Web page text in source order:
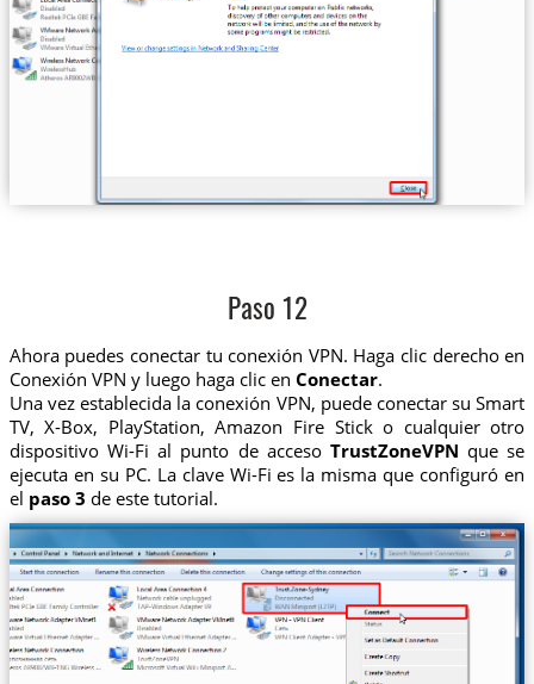
Paso 12
Ahora puedes conectar tu conexión VPN. Haga clic derecho en
Conexión VPN y luego haga clic en Conectar.
Una vez establecida la conexión VPN, puede conectar su Smart
TV, X-Box, PlayStation, Amazon Fire Stick o cualquier otro
dispositivo Wi-Fi al punto de acceso TrustZoneVPN que se
ejecuta en su PC. La clave Wi-Fi es la misma que configuró en
el paso 3 de este tutorial.